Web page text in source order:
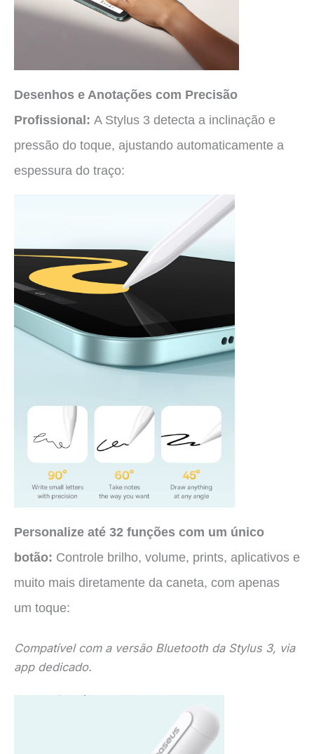
Desenhos e Anotações com Precisão
Profissional: A Stylus 3 detecta a inclinação e
pressão do toque, ajustando automaticamente a
espessura do traço:
Personalize até 32 funções com um único
botão: Controle brilho, volume, prints, aplicativos e
muito mais diretamente da caneta, com apenas
um toque:
Compatível com a versão Bluetooth da Stylus 3, via
app dedicado.